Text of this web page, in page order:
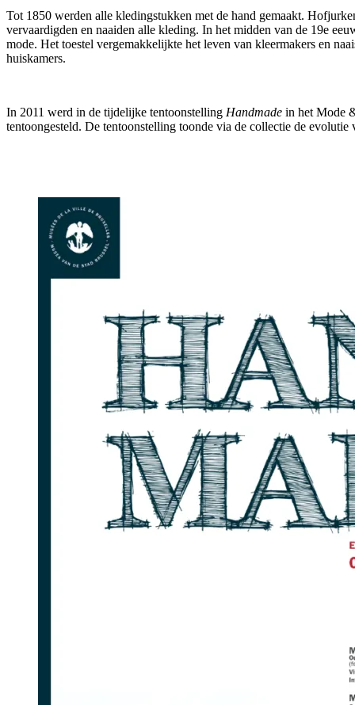
Tot 1850 werden alle kledingstukken met de hand gemaakt.
vervaardigden en naaiden alle kleding. In het midden van de 19e
mode. Het toestel vergemakkelijkte het leven van kleermakers en
huiskamers.
In 2011 werd in de tijdelijke tentoonstelling Handmade in het Mode
tentoongesteld. De tentoonstelling toonde via de collectie de evolutie